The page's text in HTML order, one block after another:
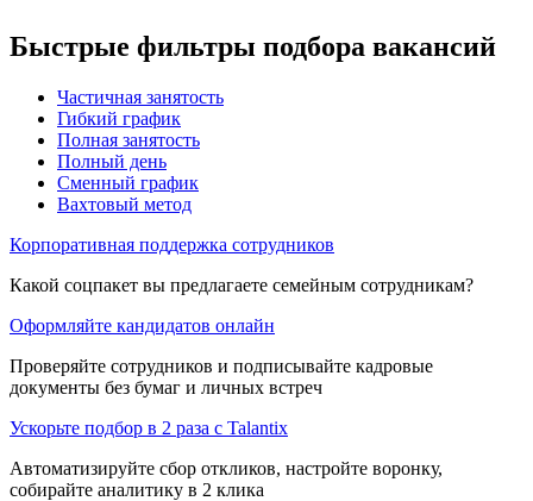
Быстрые фильтры подбора вакансий
Частичная занятость
Гибкий график
Полная занятость
Полный день
Сменный график
Вахтовый метод
Корпоративная поддержка сотрудников
Какой соцпакет вы предлагаете семейным сотрудникам?
Оформляйте кандидатов онлайн
Проверяйте сотрудников и подписывайте кадровые
документы без бумаг и личных встреч
Ускорьте подбор в 2 раза с Talantix
Автоматизируйте сбор откликов, настройте воронку,
собирайте аналитику в 2 клика